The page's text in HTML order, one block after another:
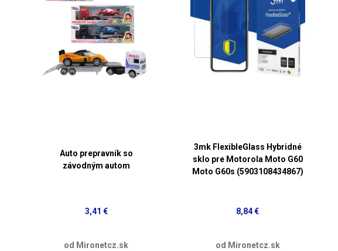
Auto prepravník so
závodným autom
3,41 €
od Mironetcz.sk
3mk FlexibleGlass Hybridné
sklo pre Motorola Moto G60
Moto G60s (5903108434867)
8,84 €
od Mironetcz.sk